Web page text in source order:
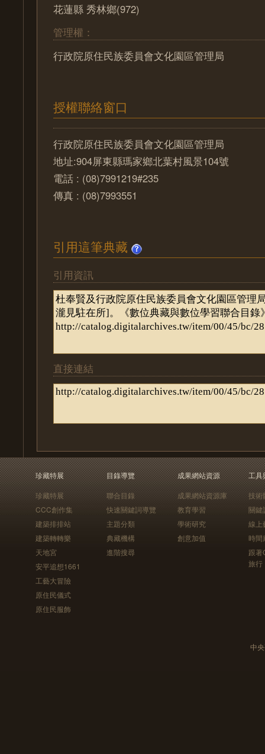
花蓮縣 秀林鄉(972)
管理權：
行政院原住民族委員會文化園區管理局
授權聯絡窗口
行政院原住民族委員會文化園區管理局
地址:904屏東縣瑪家鄉北葉村風景104號
電話 : (08)7991219#235
傳真 : (08)7993551
引用這筆典藏
引用資訊
直接連結
珍藏特展
珍藏特展
CCC創作集
建築排排站
建築轉轉樂
天地宮
安平追想1661
工藝大冒險
原住民儀式
原住民服飾
目錄導覽
聯合目錄
快速關鍵詞導覽
主題分類
典藏機構
進階搜尋
成果網站資源
成果網站資源庫
教育學習
學術研究
創意加值
工具
技術
關鍵
線上
時間
跟
旅行
中